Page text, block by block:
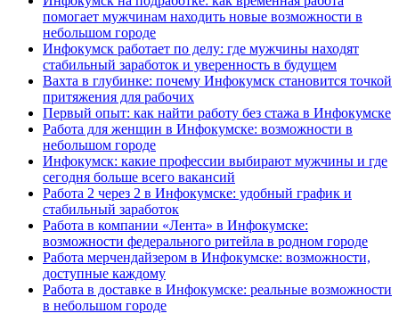
помогает мужчинам находить новые возможности в
небольшом городе
Инфокумск работает по делу: где мужчины находят
стабильный заработок и уверенность в будущем
Вахта в глубинке: почему Инфокумск становится точкой
притяжения для рабочих
Первый опыт: как найти работу без стажа в Инфокумске
Работа для женщин в Инфокумске: возможности в
небольшом городе
Инфокумск: какие профессии выбирают мужчины и где
сегодня больше всего вакансий
Работа 2 через 2 в Инфокумске: удобный график и
стабильный заработок
Работа в компании «Лента» в Инфокумске:
возможности федерального ритейла в родном городе
Работа мерчендайзером в Инфокумске: возможности,
доступные каждому
Работа в доставке в Инфокумске: реальные возможности
в небольшом городе